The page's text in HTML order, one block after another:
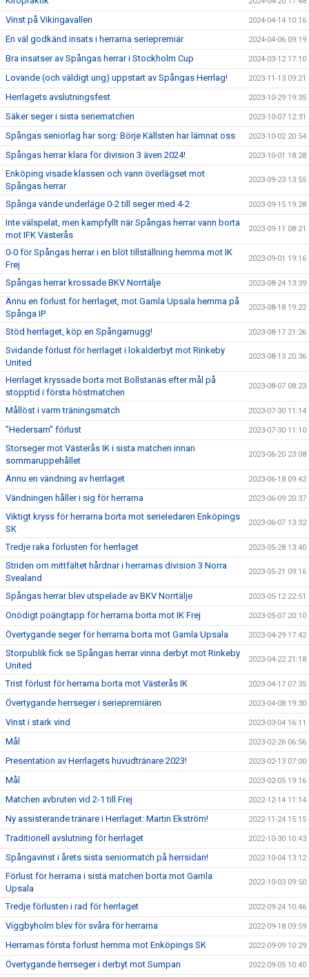
Vinst på Vikingavallen 2024-04-14 10:16
En väl godkänd insats i herrarna seriepremiär 2024-04-06 09:19
Bra insatser av Spångas herrar i Stockholm Cup 2024-03-12 17:10
Lovande (och väldigt ung) uppstart av Spångas Herrlag! 2023-11-13 09:21
Herrlagets avslutningsfest 2023-10-29 19:35
Säker seger i sista seriematchen 2023-10-07 12:31
Spångas seniorlag har sorg: Börje Källsten har lämnat oss 2023-10-02 20:54
Spångas herrar klara för division 3 även 2024! 2023-10-01 18:28
Enköping visade klassen och vann överlägset mot
Spångas herrar
2023-09-23 13:55
Spånga vände underläge 0-2 till seger med 4-2 2023-09-15 19:28
Inte välspelat, men kampfyllt när Spångas herrar vann borta
mot IFK Västerås
2023-09-11 08:21
0-0 för Spångas herrar i en blöt tillställning hemma mot IK
Frej
2023-09-01 19:16
Spångas herrar krossade BKV Norrtälje 2023-08-24 13:39
Ännu en förlust för herrlaget, mot Gamla Upsala hemma på
Spånga IP
2023-08-18 19:22
Stöd herrlaget, köp en Spångamugg! 2023-08-17 21:26
Svidande förlust för herrlaget i lokalderbyt mot Rinkeby
United
2023-08-13 20:36
Herrlaget kryssade borta mot Bollstanäs efter mål på
stopptid i första höstmatchen
2023-08-07 08:23
Mållöst i varm träningsmatch 2023-07-30 11:14
"Hedersam" förlust 2023-07-30 11:10
Storseger mot Västerås IK i sista matchen innan
sommaruppehållet
2023-06-20 23:08
Ännu en vändning av herrlaget 2023-06-18 09:42
Vändningen håller i sig för herrarna 2023-06-09 20:37
Viktigt kryss för herrarna borta mot serieledaren Enköpings
SK
2023-06-07 13:32
Tredje raka förlusten för herrlaget 2023-05-28 13:40
Striden om mittfältet hårdnar i herrarnas division 3 Norra
Svealand
2023-05-21 09:16
Spångas herrar blev utspelade av BKV Norrtälje 2023-05-12 22:51
Onödigt poängtapp för herrarna borta mot IK Frej 2023-05-07 20:10
Övertygande seger för herrarna borta mot Gamla Upsala 2023-04-29 17:42
Storpublik fick se Spångas herrar vinna derbyt mot Rinkeby
United
2023-04-22 21:18
Trist förlust för herrarna borta mot Västerås IK 2023-04-17 07:35
Övertygande herrseger i seriepremiären 2023-04-08 19:30
Vinst i stark vind 2023-03-04 16:11
Mål 2023-02-26 06:56
Presentation av Herrlagets huvudtränare 2023! 2023-02-13 07:00
Mål 2023-02-05 19:16
Matchen avbruten vid 2-1 till Frej 2022-12-14 11:14
Ny assisterande tränare i Herrlaget: Martin Ekström! 2022-11-24 15:15
Traditionell avslutning för herrlaget 2022-10-30 10:43
Spångavinst i årets sista seniormatch på herrsidan! 2022-10-04 13:12
Förlust för herrarna i sista matchen borta mot Gamla
Upsala
2022-10-03 09:50
Tredje förlusten i rad för herrlaget 2022-09-24 10:46
Viggbyholm blev för svåra för herrarna 2022-09-18 09:59
Herrarnas första förlust hemma mot Enköpings SK 2022-09-09 10:29
Övertygande herrseger i derbyt mot Sumpan 2022-09-05 10:40